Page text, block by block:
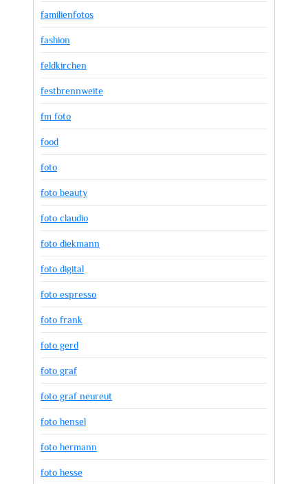
familienfotos
fashion
feldkirchen
festbrennweite
fm foto
food
foto
foto beauty
foto claudio
foto diekmann
foto digital
foto espresso
foto frank
foto gerd
foto graf
foto graf neureut
foto hensel
foto hermann
foto hesse